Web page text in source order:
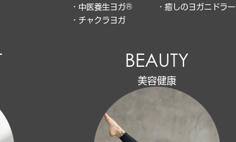
・中医養生ヨガ®
・チャクラヨガ
・癒しのヨガニドラー
BEAUTY
美容健康